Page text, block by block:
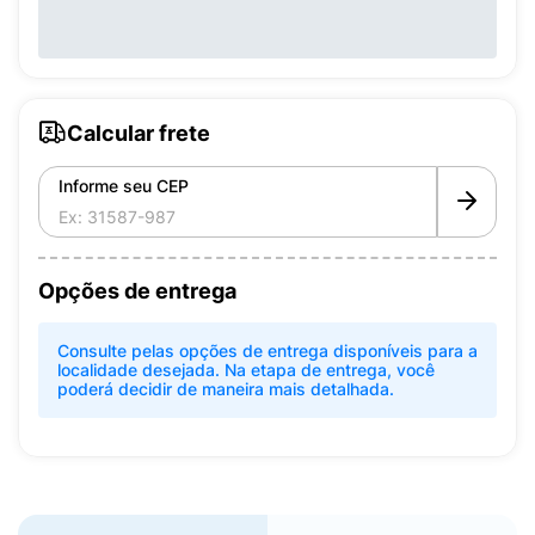
Calcular frete
Informe seu CEP
Opções de entrega
Consulte pelas opções de entrega disponíveis para a
localidade desejada. Na etapa de entrega, você
poderá decidir de maneira mais detalhada.